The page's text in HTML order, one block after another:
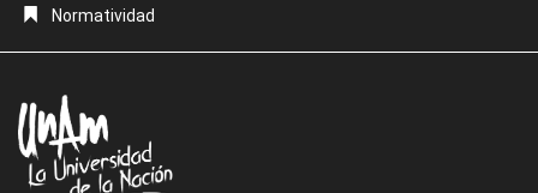
Normatividad